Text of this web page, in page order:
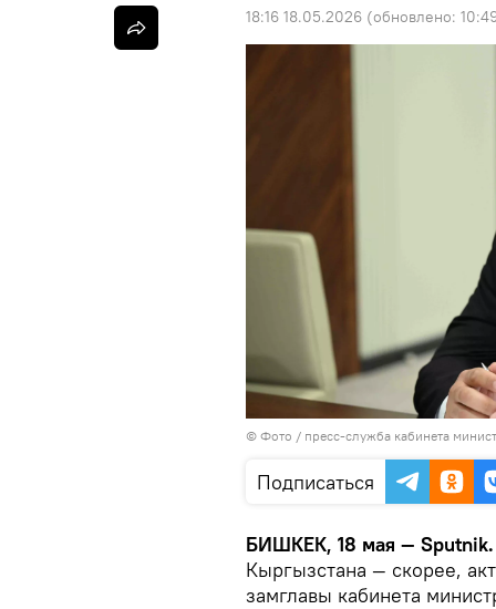
18:16 18.05.2026 (обновлено:
© Фото / пресс-служба кабинета
Подписаться
БИШКЕК, 18 мая — Sputnik.
Кыргызстана — скорее,
замглавы кабинета